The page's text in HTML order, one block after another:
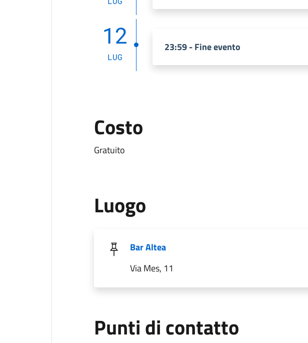
12
LUG
23:59 - Fine evento
Costo
Gratuito
Luogo
Bar Altea
Via Mes, 11
Punti di contatto